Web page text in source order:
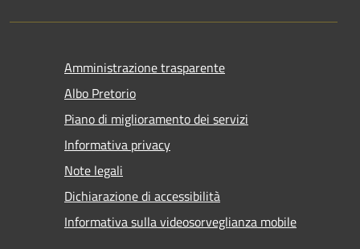
Amministrazione trasparente
Albo Pretorio
Piano di miglioramento dei servizi
Informativa privacy
Note legali
Dichiarazione di accessibilità
Informativa sulla videosorveglianza mobile